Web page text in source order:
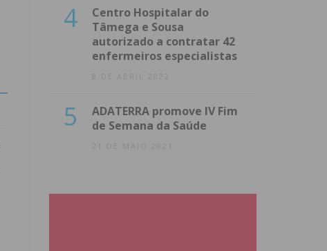
4
Centro Hospitalar do
Tâmega e Sousa
autorizado a contratar 42
enfermeiros especialistas
8 DE ABRIL 2022
5
ADATERRA promove IV Fim
de Semana da Saúde
21 DE MAIO 2021